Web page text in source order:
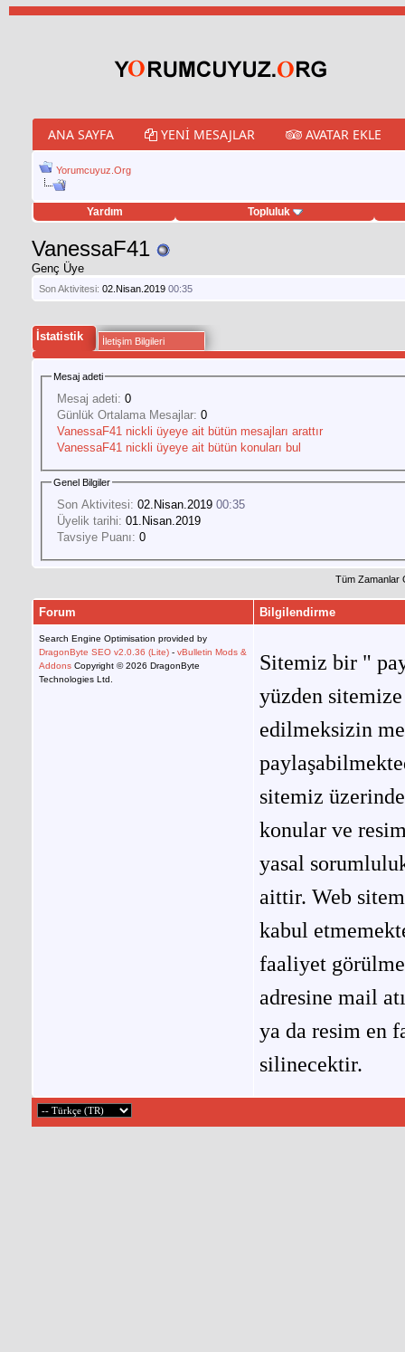
ANA SAYFA YENI MESAJLAR AVATAR EKLE
Yorumcuyuz.Org
Yardım Topluluk
hilesi
VanessaF41
Genç Üye
Son Aktivitesi: 02.Nisan.2019 00:35
İstatistik İletişim Bilgileri
Mesaj adeti
Mesaj adeti: 0
Günlük Ortalama Mesajlar: 0
VanessaF41 nickli üyeye ait bütün mesajları arattır
VanessaF41 nickli üyeye ait bütün konuları bul
Genel Bilgiler
Son Aktivitesi: 02.Nisan.2019 00:35
Üyelik tarihi: 01.Nisan.2019
Tavsiye Puanı: 0
Tüm Zamanlar
Forum Bilgilendirme
Search Engine Optimisation provided by
DragonByte SEO v2.0.36 (Lite) - vBulletin Mods &
Addons Copyright © 2026 DragonByte
Technologies Ltd.
Sitemiz bir "
yüzden
edilmeksizin
sitemiz
konular ve
yasal
aittir. Web
kabul
faaliyet
adresine mail
ya da resim en
silinecektir.